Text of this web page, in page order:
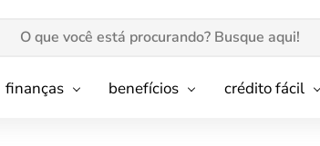
finanças benefícios crédito fácil